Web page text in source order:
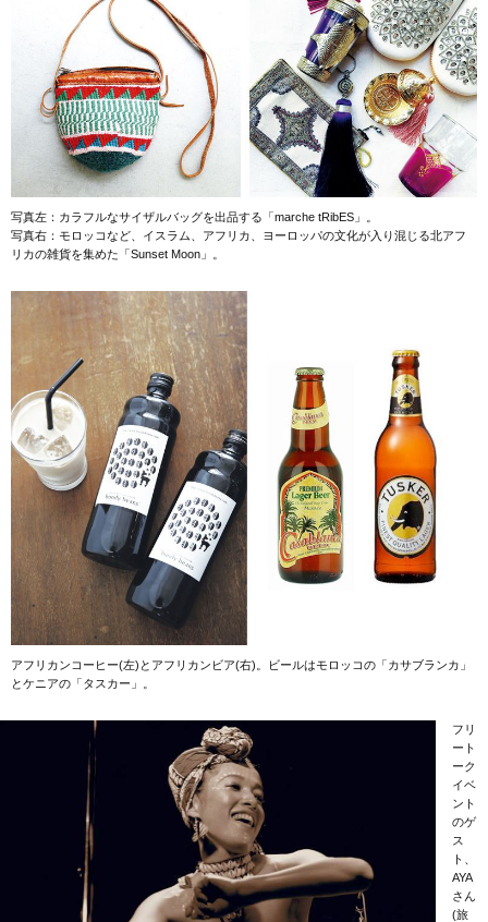
写真左：カラフルなサイザルバッグを出品する「marche tRibES」。
写真右：モロッコなど、イスラム、アフリカ、ヨーロッパの文化が入り混じる北アフ
リカの雑貨を集めた「Sunset Moon」。
アフリカンコーヒー(左)とアフリカンビア(右)。ビールはモロッコの「カサブランカ」
とケニアの「タスカー」。
フリ
ート
ーク
イベ
ント
のゲ
ス
ト、
AYA
さん
(旅